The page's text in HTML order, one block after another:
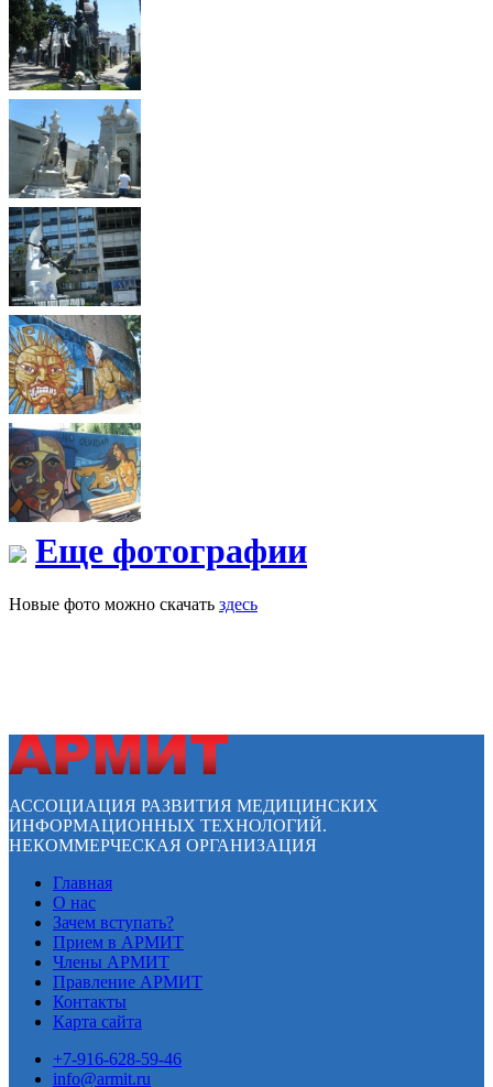
Еще фотографии
Новые фото можно скачать здесь
АССОЦИАЦИЯ РАЗВИТИЯ МЕДИЦИНСКИХ
ИНФОРМАЦИОННЫХ ТЕХНОЛОГИЙ.
НЕКОММЕРЧЕСКАЯ ОРГАНИЗАЦИЯ
Главная
О нас
Зачем вступать?
Прием в АРМИТ
Члены АРМИТ
Правление АРМИТ
Контакты
Карта сайта
+7-916-628-59-46
info@armit.ru